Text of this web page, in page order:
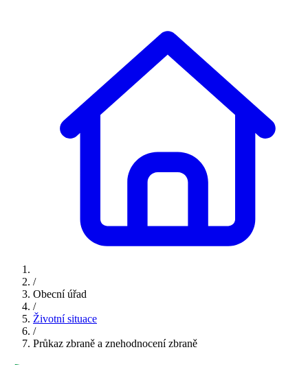
/
Obecní úřad
/
Životní situace
/
Průkaz zbraně a znehodnocení zbraně